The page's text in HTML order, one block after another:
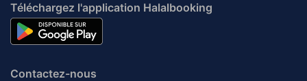
Téléchargez l'application Halalbooking
Contactez-nous